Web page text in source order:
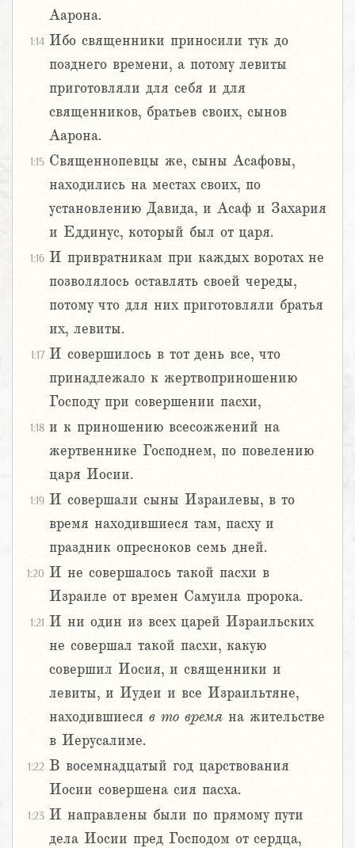
Аарона.
1:14 Ибо священники приносили тук до
позднего времени, а потому левиты
приготовляли для себя и для
священников, братьев своих, сынов
Аарона.
1:15 Священнопевцы же, сыны Асафовы,
находились на местах своих, по
установлению Давида, и Асаф и Захария
и Еддинус, который был от царя.
1:16 И привратникам при каждых воротах не
позволялось оставлять своей череды,
потому что для них приготовляли братья
их, левиты.
1:17 И совершилось в тот день все, что
принадлежало к жертвоприношению
Господу при совершении пасхи,
1:18 и к приношению всесожжений на
жертвеннике Господнем, по повелению
царя Иосии.
1:19 И совершали сыны Израилевы, в то
время находившиеся там, пасху и
праздник опресноков семь дней.
1:20 И не совершалось такой пасхи в
Израиле от времен Самуила пророка.
1:21 И ни один из всех царей Израильских
не совершал такой пасхи, какую
совершил Иосия, и священники и
левиты, и Иудеи и все Израильтяне,
находившиеся в то время на жительстве
в Иерусалиме.
1:22 В восемнадцатый год царствования
Иосии совершена сия пасха.
1:23 И направлены были по прямому пути
дела Иосии пред Господом от сердца,